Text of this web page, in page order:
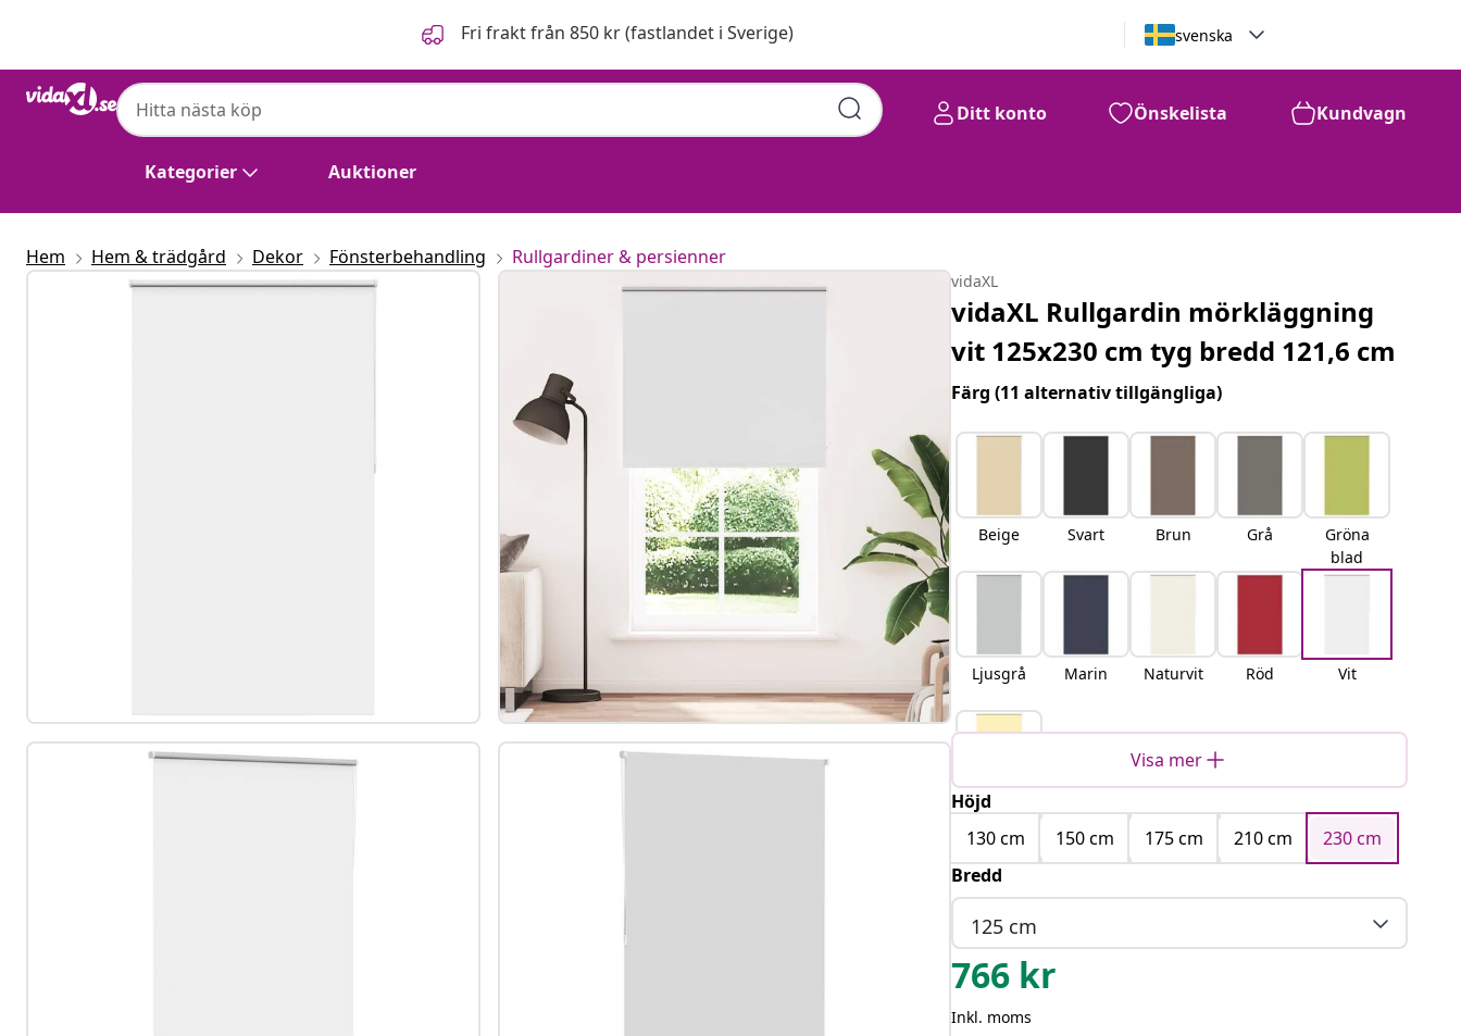
Fri frakt från 850 kr (fastlandet i Sverige) svenska
Kategorier Auktioner
Ditt konto Önskelista Kundvagn
Hem Hem & trädgård Dekor Fönsterbehandling Rullgardiner & persienner
vidaXL
vidaXL Rullgardin mörkläggning
vit 125x230 cm tyg bredd 121,6 cm
Färg(11 alternativ tillgängliga)
Beige Svart Brun Grå
Gröna
blad
Ljusgrå Marin Naturvit Röd Vit
Gul
Visa mer
Höjd
130 cm
150 cm 175 cm 210 cm
230 cm
Bredd
125 cm
766 kr
Inkl. moms